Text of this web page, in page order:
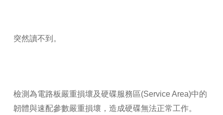
突然讀不到。
檢測為電路板嚴重損壞及硬碟服務區(Service Area)中的
韌體與速配參數嚴重損壞，造成硬碟無法正常工作。